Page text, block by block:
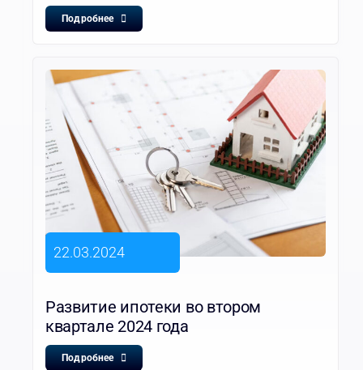
Подробнее
22.03.2024
Развитие ипотеки во втором
квартале 2024 года
Подробнее